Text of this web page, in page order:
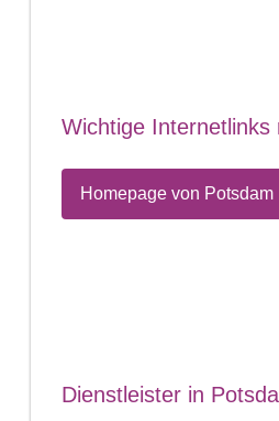
Wichtige Internetlinks
Homepage von Potsdam
Dienstleister in